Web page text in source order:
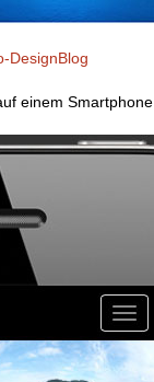
DesignBlog
einem Smartphone